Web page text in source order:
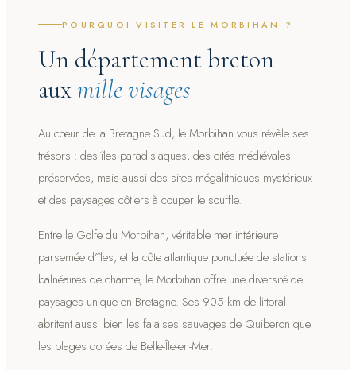
POURQUOI VISITER LE MORBIHAN ?
Un département breton
auxmille visages
Au cœur de la Bretagne Sud, le Morbihan vous révèle ses
trésors : des îles paradisiaques, des cités médiévales
préservées, mais aussi des sites mégalithiques mystérieux
et des paysages côtiers à couper le souffle.
Entre le Golfe du Morbihan, véritable mer intérieure
parsemée d’îles, et la côte atlantique ponctuée de stations
balnéaires de charme, le Morbihan offre une diversité de
paysages unique en Bretagne. Ses 905 km de littoral
abritent aussi bien les falaises sauvages de Quiberon que
les plages dorées de Belle-Île-en-Mer.